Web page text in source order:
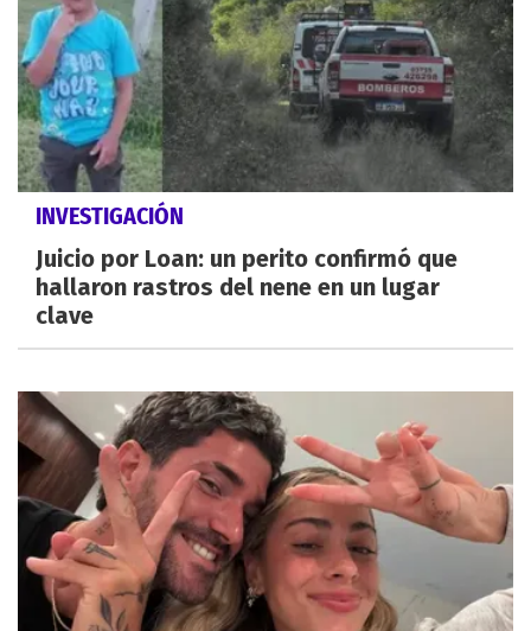
INVESTIGACIÓN
Juicio por Loan: un perito confirmó que
hallaron rastros del nene en un lugar
clave